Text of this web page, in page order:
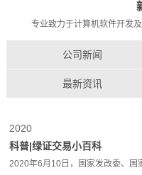
专业致力于计算机软件开发
公司新闻
最新资讯
2020
科普|绿证交易小百科
2020年6月10日，国家发改委、国